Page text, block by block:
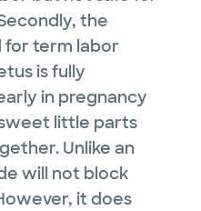
the
for term labor
is fully
in pregnancy
little parts
Unlike an
will not block
it does